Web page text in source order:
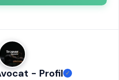
- Profil ✓